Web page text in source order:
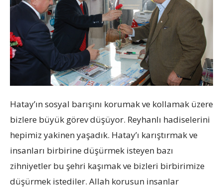
Hatay’ın sosyal barışını korumak ve kollamak üzere
bizlere büyük görev düşüyor. Reyhanlı hadiselerini
hepimiz yakinen yaşadık. Hatay’ı karıştırmak ve
insanları birbirine düşürmek isteyen bazı
zihniyetler bu şehri kaşımak ve bizleri birbirimize
düşürmek istediler. Allah korusun insanlar